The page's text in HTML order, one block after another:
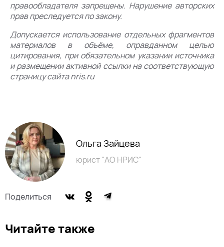
правообладателя запрещены. Нарушение авторских
прав преследуется по закону.
Допускается использование отдельных фрагментов
материалов в объёме, оправданном целью
цитирования, при обязательном указании источника
и размещении активной ссылки на соответствующую
страницу сайта nris.ru
Ольга Зайцева
юрист "АО НРИС"
Поделиться
Читайте также